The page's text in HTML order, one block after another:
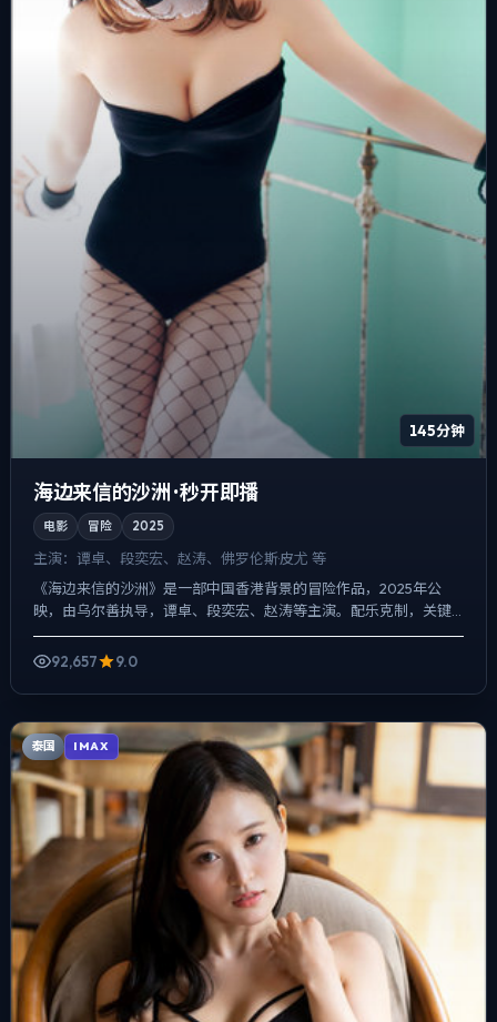
145分钟
海边来信的沙洲 · 秒开即播
电影 冒险 2025
主演： 谭卓、段奕宏、赵涛、佛罗伦斯·皮尤 等
《海边来信的沙洲》是一部中国香港背景的冒险作品，2025年公
映，由乌尔善执导，谭卓、段奕宏、赵涛等主演。配乐克制，关键
场面反而以环境声托情绪，冲突并非来自夸张奇观，而来自信息差...
92,657
9.0
泰国 IMAX